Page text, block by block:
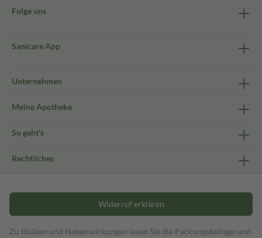
Folge uns
Sanicare App
Unternehmen
Meine Apotheke
So geht's
Rechtliches
Widerruf erklären
Zu Risiken und Nebenwirkungen lesen Sie die Packungsbeilage und